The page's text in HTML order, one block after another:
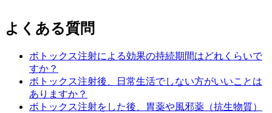
よくある質問
ボトックス注射による効果の持続期間はどれくらいで
すか？
ボトックス注射後、日常生活でしない方がいいことは
ありますか？
ボトックス注射をした後、胃薬や風邪薬（抗生物質）